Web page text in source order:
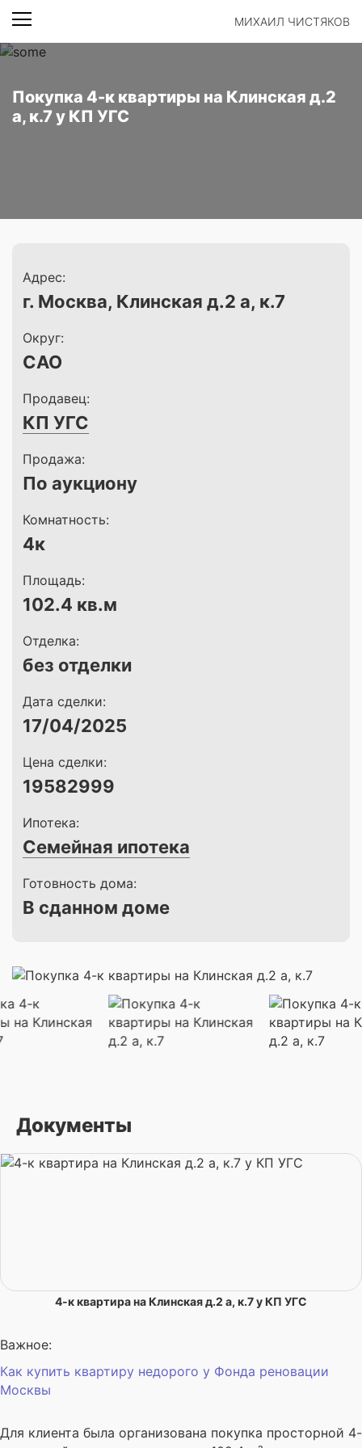
МИХАИЛ ЧИСТЯКОВ
Покупка 4-к квартиры на Клинская д.2
а, к.7 у КП УГС
Адрес:
г. Москва, Клинская д.2 а, к.7
Округ:
САО
Продавец:
КП УГС
Продажа:
По аукциону
Комнатность:
4к
Площадь:
102.4 кв.м
Отделка:
без отделки
Дата сделки:
17/04/2025
Цена сделки:
19582999
Ипотека:
Семейная ипотека
Готовность дома:
В сданном доме
Документы
4-к квартира на Клинская д.2 а, к.7 у КП УГС
Важное:
Как купить квартиру недорого у Фонда реновации
Москвы
Для клиента была организована покупка просторной 4-